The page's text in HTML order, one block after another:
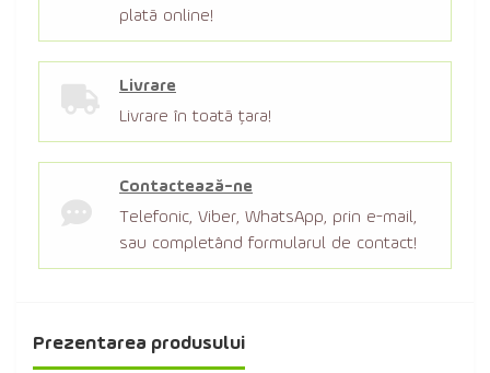
plată online!
Livrare
Livrare în toată țara!
Contactează-ne
Telefonic, Viber, WhatsApp, prin e-mail,
sau completând formularul de contact!
Prezentarea produsului